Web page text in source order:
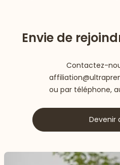
Envie de
Contactez-
ou par téléphone,
Devenir